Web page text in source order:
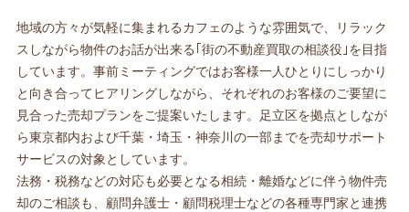
地域の方々が気軽に集まれるカフェのような雰囲気で、リラック
スしながら物件のお話が出来る｢街の不動産買取の相談役｣を目指
しています。事前ミーティングではお客様一人ひとりにしっかり
と向き合ってヒアリングしながら、それぞれのお客様のご要望に
見合った売却プランをご提案いたします。足立区を拠点としなが
ら東京都内および千葉・埼玉・神奈川の一部までを売却サポート
サービスの対象としています。
法務・税務などの対応も必要となる相続・離婚などに伴う物件売
却のご相談も、顧問弁護士・顧問税理士などの各種専門家と連携